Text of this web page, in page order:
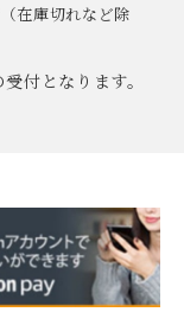
在庫切れなど除
付となります。